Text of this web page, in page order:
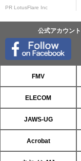
PR LotusFlare Inc
公式アカウン
FMV
ELECOM
JAWS-UG
Acrobat